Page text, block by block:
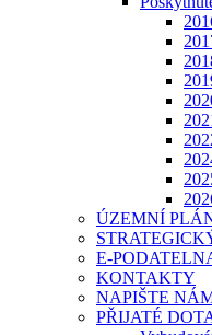
ÚZEMNÍ
E-
KONTAKTY
NAPIŠTE
PŘIJATÉ